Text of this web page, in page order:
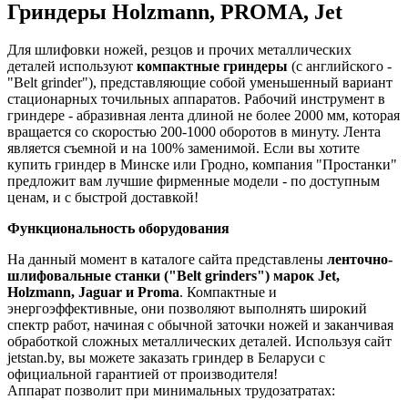
Гриндеры Holzmann, PROMA, Jet
Для шлифовки ножей, резцов и прочих металлических
деталей используют компактные гриндеры (с английского -
"Belt grinder"), представляющие собой уменьшенный вариант
стационарных точильных аппаратов. Рабочий инструмент в
гриндере - абразивная лента длиной не более 2000 мм, которая
вращается со скоростью 200-1000 оборотов в минуту. Лента
является съемной и на 100% заменимой. Если вы хотите
купить гриндер в Минске или Гродно, компания "Простанки"
предложит вам лучшие фирменные модели - по доступным
ценам, и с быстрой доставкой!
Функциональность оборудования
На данный момент в каталоге сайта представлены ленточно-
шлифовальные станки ("Belt grinders") марок Jet,
Holzmann, Jaguar и Proma. Компактные и
энергоэффективные, они позволяют выполнять широкий
спектр работ, начиная с обычной заточки ножей и заканчивая
обработкой сложных металлических деталей. Используя сайт
jetstan.by, вы можете заказать гриндер в Беларуси с
официальной гарантией от производителя!
Аппарат позволит при минимальных трудозатратах: